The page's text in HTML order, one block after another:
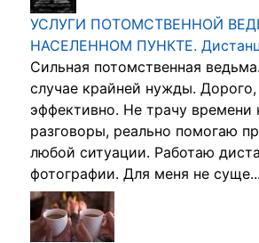
УСЛУГИ ПОТОМСТВЕННОЙ
НАСЕЛЕННОМ ПУНКТЕ.
Сильная потомственная
случае крайней нужды. Дорого,
эффективно. Не трачу времени
разговоры, реально помогаю
любой ситуации. Работаю
фотографии. Для меня не суще...